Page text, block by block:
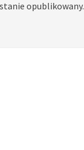
opublikowany.